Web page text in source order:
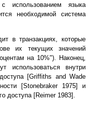
использованием языка
необходимой система
в транзакциях, которые
их текущих значений
на 10%"). Наконец,
использоваться внутри
[Griffiths and Wade
[Stonebraker 1975] и
доступа [Reimer 1983].